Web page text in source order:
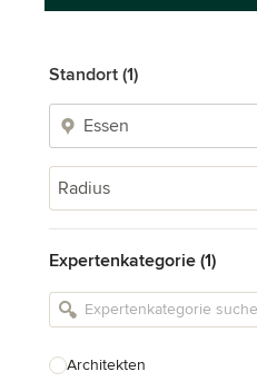
Standort (1)
Radius
Expertenkategorie (1)
Architekten